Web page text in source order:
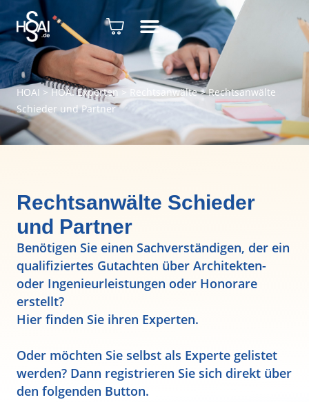
HOAI > HOAI Experten> Rechtsanwälte>Rechtsanwälte
Schieder und Partner
Rechtsanwälte Schieder
und Partner
Benötigen Sie einen Sachverständigen, der ein
qualifiziertes Gutachten über Architekten-
oder Ingenieurleistungen oder Honorare
erstellt?
Hier finden Sie ihren Experten.
Oder möchten Sie selbst als Experte gelistet
werden? Dann registrieren Sie sich direkt über
den folgenden Button.